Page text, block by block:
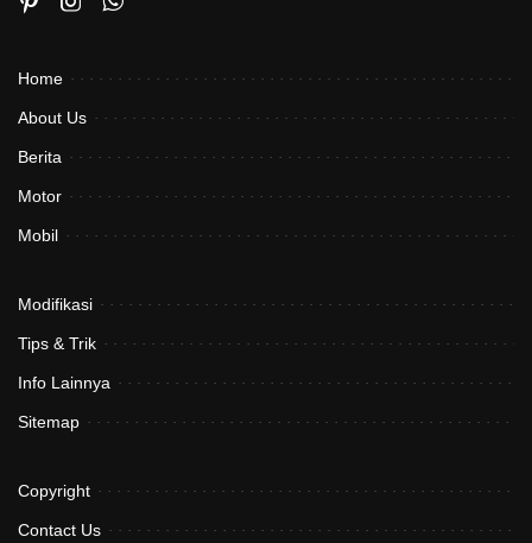
Home
About Us
Berita
Motor
Mobil
Modifikasi
Tips & Trik
Info Lainnya
Sitemap
Copyright
Contact Us